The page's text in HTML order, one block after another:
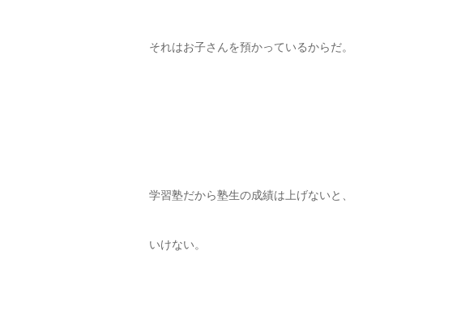
それはお子さんを預かっているからだ。
学習塾だから塾生の成績は上げないと、
いけない。